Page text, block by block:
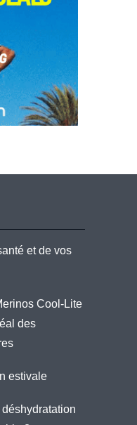
et de vos
Cool-Lite
des
estivale